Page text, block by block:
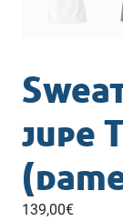
jupe
139,00€